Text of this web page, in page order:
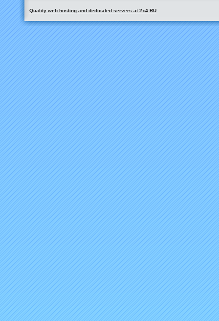
Quality web hosting and dedicated servers at 2x4.RU